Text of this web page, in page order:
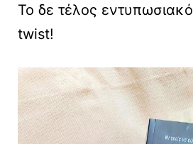
Το δε τέλος
twist!